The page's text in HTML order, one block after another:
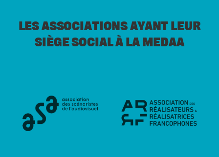
LES ASSOCIATIONS AYANT LEUR
SIÈGE SOCIAL À LA MEDAA